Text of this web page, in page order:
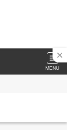
MENU